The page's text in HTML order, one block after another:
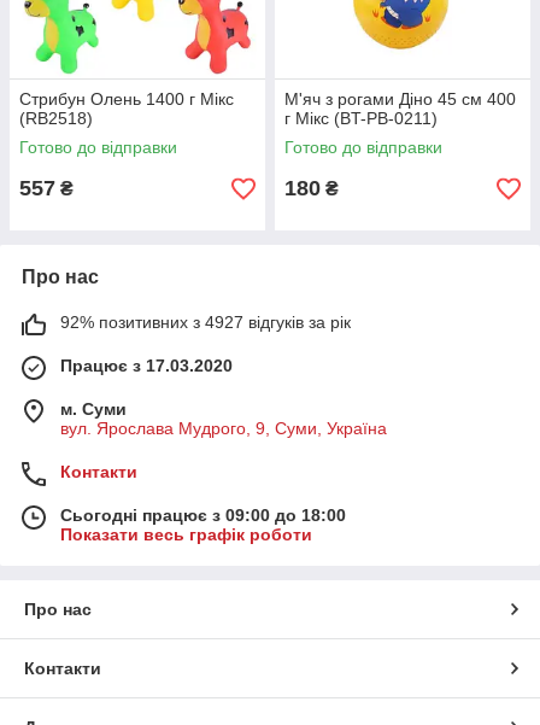
Стрибун Олень 1400 г Мікс
(RB2518)
Готово до відправки
557 ₴
М'яч з рогами Діно 45 см 400
г Мікс (BT-PB-0211)
Готово до відправки
180 ₴
Про нас
92% позитивних з 4927 відгуків за рік
Працює з 17.03.2020
м. Суми
вул. Ярослава Мудрого, 9, Суми, Україна
Контакти
Сьогодні працює з 09:00 до 18:00
Показати весь графік роботи
Про нас
Контакти